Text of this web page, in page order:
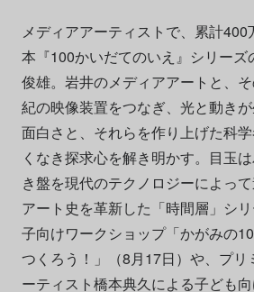
メディアアーティストで、累計
本『100かいだてのいえ』シリー
俊雄。岩井のメディアアートと、
紀の映像装置をつなぎ、光と動き
面白さと、それらを作り上げた科
くなき探求心を解き明かす。目玉
き盤を現代のテクノロジーによっ
アート史を革新した「時間層」シ
子向けワークショップ「かがみの
つくろう！」（8月17日）や、プリ
ーティスト橋本典久による子ども